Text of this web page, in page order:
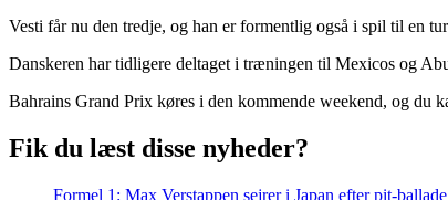
Vesti får nu den tredje, og han er formentlig også i spil til en
Danskeren har tidligere deltaget i træningen til Mexicos og
Bahrains Grand Prix køres i den kommende weekend, og du
Fik du læst disse nyheder?
Formel 1: Max Verstappen sejrer i Japan efter pit-